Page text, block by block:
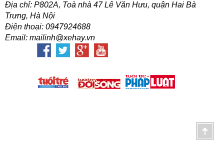
Địa chỉ: P802A, Toà nhà 47 Lê Văn Hưu, quận Hai Bà
Trưng, Hà Nội
Điện thoại: 0947924688
Email: mailinh@xehay.vn